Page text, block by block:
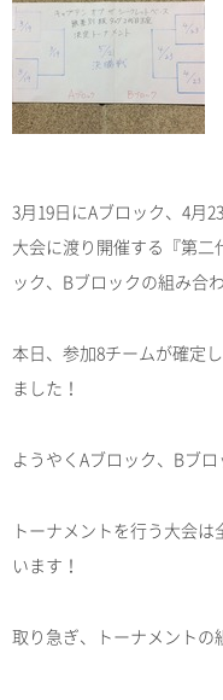
3月19日にAブロック、4月
大会に渡り開催する『第二
ック、Bブロックの組み合
本日、参加8チームが確定
ました！
ようやくAブロック、Bブ
トーナメントを行う大会
います！
取り急ぎ、トーナメントの